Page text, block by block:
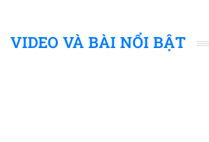
VIDEO VÀ BÀI NỔI BẬT